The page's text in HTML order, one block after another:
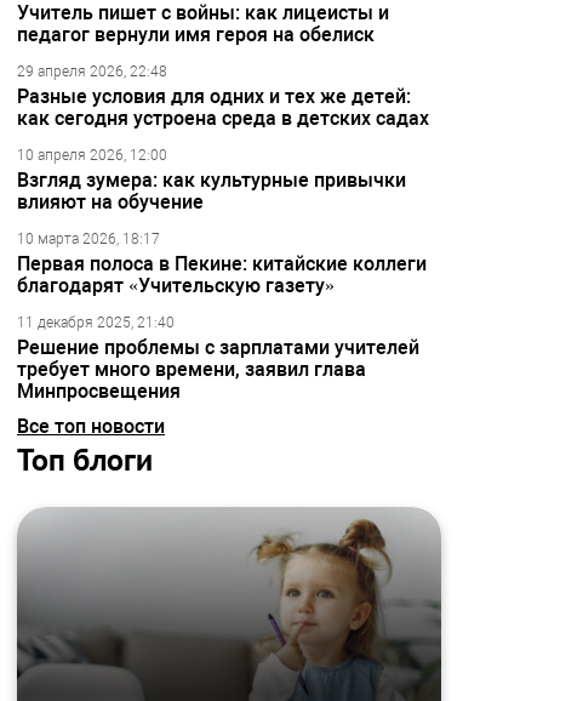
Учитель пишет с войны: как лицеисты и
педагог вернули имя героя на обелиск
29 апреля 2026, 22:48
Разные условия для одних и тех же детей:
как сегодня устроена среда в детских садах
10 апреля 2026, 12:00
Взгляд зумера: как культурные привычки
влияют на обучение
10 марта 2026, 18:17
Первая полоса в Пекине: китайские коллеги
благодарят «Учительскую газету»
11 декабря 2025, 21:40
Решение проблемы с зарплатами учителей
требует много времени, заявил глава
Минпросвещения
Все топ новости
Топ блоги